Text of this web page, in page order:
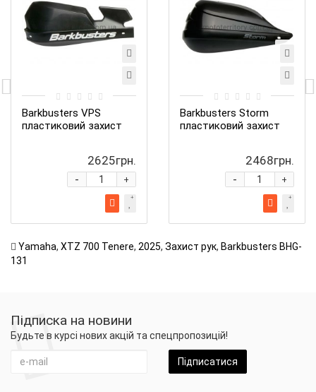
Barkbusters VPS
пластиковий захист
2625грн.
+
-
Barkbusters Storm
пластиковий захист
2468грн.
+
-
Yamaha, XTZ 700 Tenere, 2025, Захист рук, Barkbusters BHG-
131
Підписка на новини
Будьте в курсі нових акцій та спецпропозицій!
Підписатися